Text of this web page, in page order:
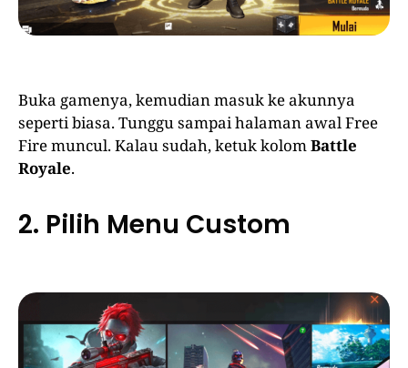
Buka gamenya, kemudian masuk ke akunnya
seperti biasa. Tunggu sampai halaman awal Free
Fire muncul. Kalau sudah, ketuk kolomBattle
Royale.
2. Pilih Menu Custom